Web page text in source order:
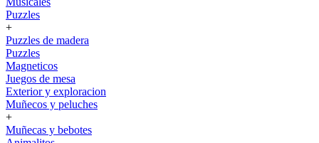
Puzzles
+
Puzzles de madera
Puzzles
Magneticos
Juegos de mesa
Exterior y exploracion
Muñecos y peluches
+
Muñecas y bebotes